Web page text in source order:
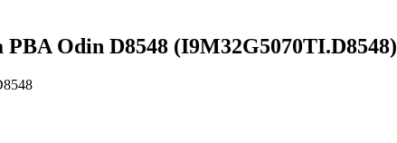
Odin D8548 (I9M32G5070TI.D8548)